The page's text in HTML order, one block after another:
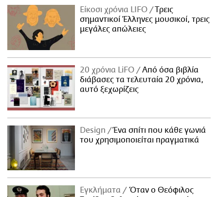
Είκοσι χρόνια LIFO
Tρεις
σημαντικοί Έλληνες μουσικοί, τρεις
μεγάλες απώλειες
20 χρόνια LiFO
Από όσα βιβλία
διάβασες τα τελευταία 20 χρόνια,
αυτό ξεχωρίζεις
Design
Ένα σπίτι που κάθε γωνιά
του χρησιμοποιείται πραγματικά
Εγκλήματα
Όταν ο Θεόφιλος